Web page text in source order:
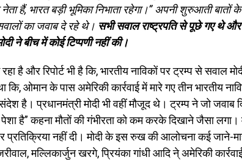
हैं, भारत बड़ी भूमिका निभाता रहेगा।” अपनी शुरुआती बातों
का जवाब दे रहे थे। सभी सवाल राष्ट्रपति से पूछे गए थे
ने बीच में कोई टिप्पणी नहीं की।
है और रिपोर्ट भी है कि, भारतीय नाविकों पर ट्रम्प से सवाल
ओमान के पास अमेरिकी कार्रवाई में मारे गए तीन भारतीय
है। प्रधानमंत्री मोदी भी वहीं मौजूद थे। ट्रम्प ने जो जवाब
है” कहना मौतों की गंभीरता को कम करके दिखाने जैसा
नहीं दी। मोदी के इस रुख की आलोचना कई जाने-
मल्लिकार्जुन खरगे, प्रियंका गांधी आदि ने् अमेरिकी